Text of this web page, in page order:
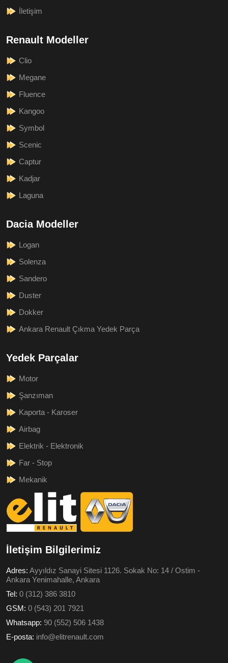
İletişim
Renault Modeller
Clio
Megane
Fluence
Kangoo
Symbol
Scenic
Captur
Kadjar
Laguna
Dacia Modeller
Logan
Solenza
Sandero
Duster
Dokker
Ankara Renault Çıkma Yedek Parça
Yedek Parçalar
Motor
Şanzıman
Kaporta - Karoser
Airbag
Elektrik - Elektronik
Far - Stop
Mekanik
İletişim Bilgilerimiz
Adres: Ayyıldız Sanayi Sitesi 1126. Sokak No: 14 / Ostim -
Ankara Yenimahalle, Ankara
Tel: 0 (312) 386 3810
GSM: 0 (543) 201 7921
Whatsapp: 90 (552) 506 1438
E-posta: info@elitrenault.com